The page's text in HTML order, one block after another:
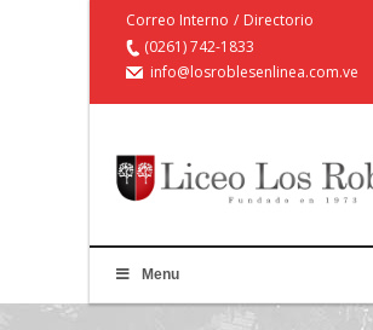
Correo Interno / Directorio
(0261) 742-1833
info@losroblesenlinea.com.ve
Menu